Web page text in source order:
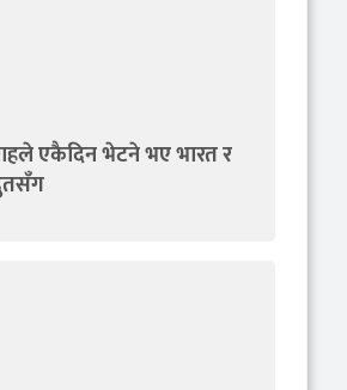
एकैदिन भेटने भए भारत र